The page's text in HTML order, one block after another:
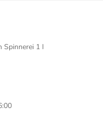
Spinnerei 1 I